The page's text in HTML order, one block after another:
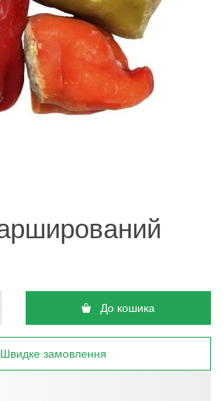
До кошика
замовлення